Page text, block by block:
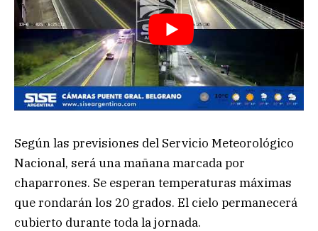
Según las previsiones del Servicio Meteorológico
Nacional, será una mañana marcada por
chaparrones. Se esperan temperaturas máximas
que rondarán los 20 grados. El cielo permanecerá
cubierto durante toda la jornada.